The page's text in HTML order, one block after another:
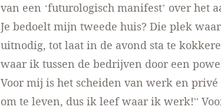
van een ‘futurologisch manifest’ over het
Je bedoelt mijn tweede huis? Die plek
uitnodig, tot laat in de avond sta te
waar ik tussen de bedrijven door een
Voor mij is het scheiden van werk en
om te leven, dus ik leef waar ik werk!”